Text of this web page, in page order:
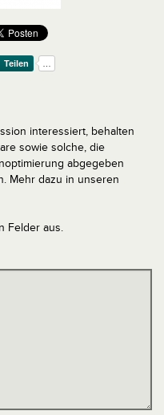
interessiert, behalten
sowie solche, die
abgegeben
Mehr dazu in unseren
Felder aus.